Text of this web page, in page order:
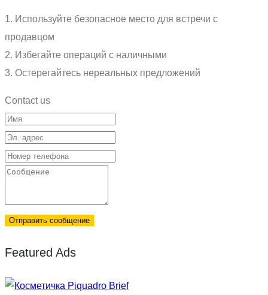
1. Используйте безопасное место для встречи с
продавцом
2. Избегайте операций с наличными
3. Остерегайтесь нереальных предложений
Contact us
Отправить сообщение
Featured Ads